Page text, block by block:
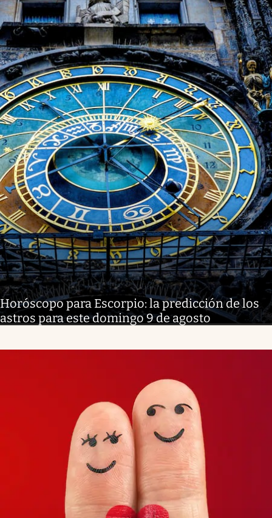
Horóscopo para Escorpio: la predicción de los
astros para este domingo 9 de agosto